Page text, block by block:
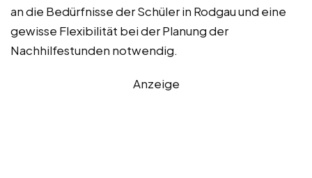
an die Bedürfnisse der Schüler in Rodgau und eine
gewisse Flexibilität bei der Planung der
Nachhilfestunden notwendig.
Anzeige